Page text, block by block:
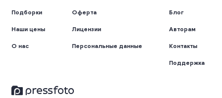
Подборки
Наши цены
О нас
Оферта
Лицензии
Персональные данные
Блог
Авторам
Контакты
Поддержка